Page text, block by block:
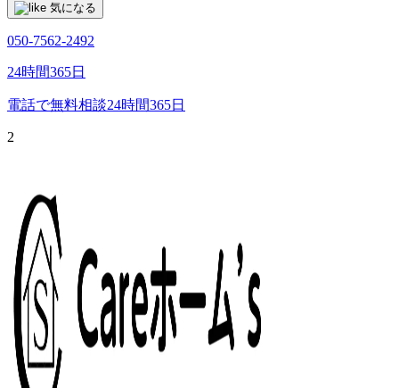
気になる
050-7562-2492
24時間365日
電話で無料相談24時間365日
2